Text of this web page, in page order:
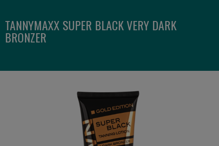
TANNYMAXX SUPER BLACK VERY DARK
BRONZER